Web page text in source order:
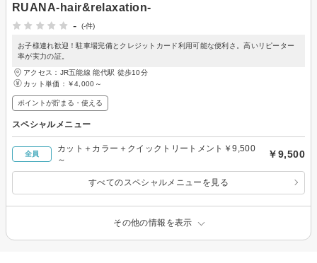
RUANA-hair&relaxation-
-
(-件)
お子様連れ歓迎！駐車場完備とクレジットカード利用可能な便利さ。高いリピーター
率が実力の証。
アクセス：JR五能線 能代駅 徒歩10分
カット単価： ￥4,000～
ポイントが貯まる・使える
スペシャルメニュー
全員
カット＋カラー＋クイックトリートメント￥9,500
～
￥9,500
すべてのスペシャルメニューを見る
その他の情報を表示